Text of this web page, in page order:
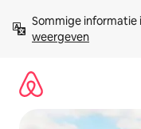
direct
naar
Sommige
weergeven